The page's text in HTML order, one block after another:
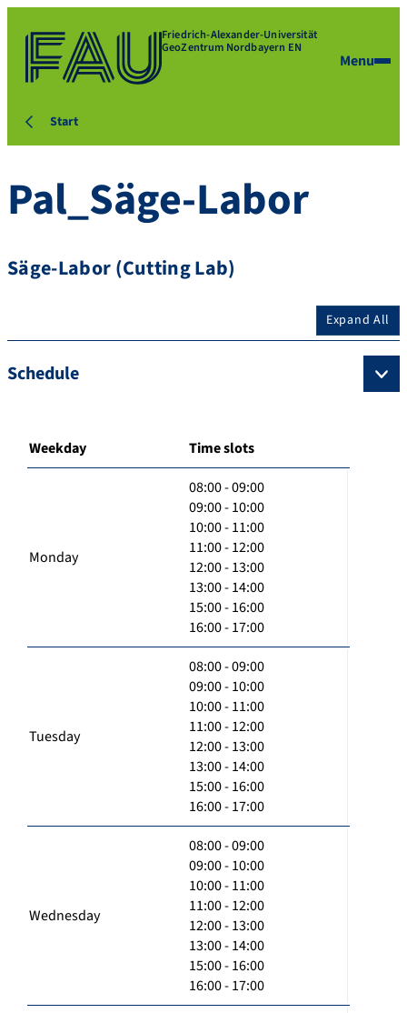
Friedrich-Alexander-Universität
GeoZentrum Nordbayern EN
Menu
Start
Pal_Säge-Labor
Säge-Labor (Cutting Lab)
Expand All
Schedule
Weekday Time slots
Monday
08:00 - 09:00
09:00 - 10:00
10:00 - 11:00
11:00 - 12:00
12:00 - 13:00
13:00 - 14:00
15:00 - 16:00
16:00 - 17:00
Tuesday
08:00 - 09:00
09:00 - 10:00
10:00 - 11:00
11:00 - 12:00
12:00 - 13:00
13:00 - 14:00
15:00 - 16:00
16:00 - 17:00
Wednesday
08:00 - 09:00
09:00 - 10:00
10:00 - 11:00
11:00 - 12:00
12:00 - 13:00
13:00 - 14:00
15:00 - 16:00
16:00 - 17:00